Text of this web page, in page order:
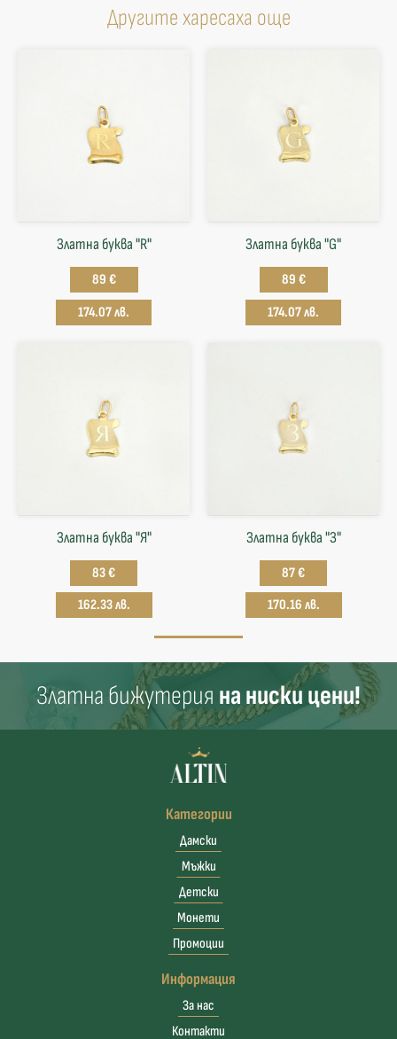
Другите харесаха още
Златна буква "R"
89 €
174.07 лв.
Златна буква "G"
89 €
174.07 лв.
Златна буква "Я"
83 €
162.33 лв.
Златна буква "З"
87 €
170.16 лв.
Златна бижутерия на ниски цени!
Категории
Дамски
Мъжки
Детски
Монети
Промоции
Информация
За нас
Контакти